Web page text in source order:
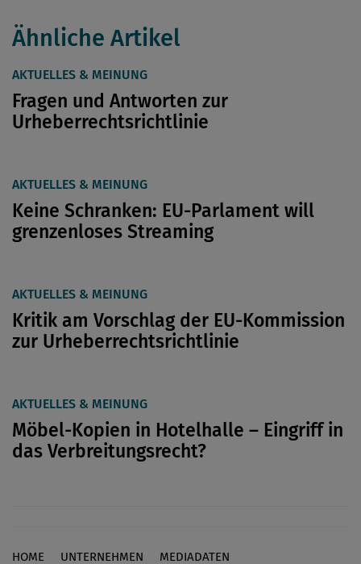
Ähnliche Artikel
AKTUELLES & MEINUNG
Fragen und Antworten zur
Urheberrechtsrichtlinie
AKTUELLES & MEINUNG
Keine Schranken: EU-Parlament will
grenzenloses Streaming
AKTUELLES & MEINUNG
Kritik am Vorschlag der EU-Kommission
zur Urheberrechtsrichtlinie
AKTUELLES & MEINUNG
Möbel-Kopien in Hotelhalle – Eingriff in
das Verbreitungsrecht?
Footer
HOME UNTERNEHMEN MEDIADATEN